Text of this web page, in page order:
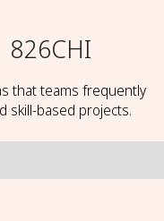
826CHI
that teams frequently
skill-based projects.